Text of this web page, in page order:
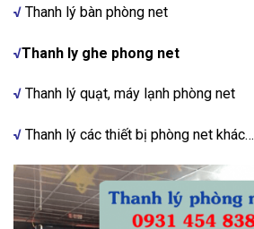
√ Thanh lý bàn phòng net
√Thanh ly ghe phong net
√ Thanh lý quạt, máy lạnh phòng net
√ Thanh lý các thiết bị phòng net khác…